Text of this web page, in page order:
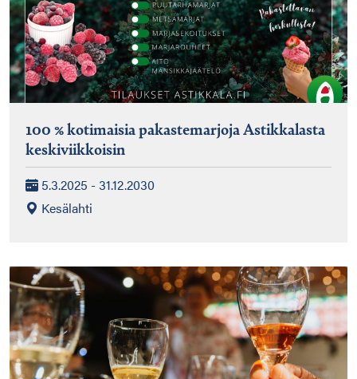
100 % kotimaisia pakastemarjoja Astikkalasta
keskiviikkoisin
5.3.2025 - 31.12.2030
Kesälahti